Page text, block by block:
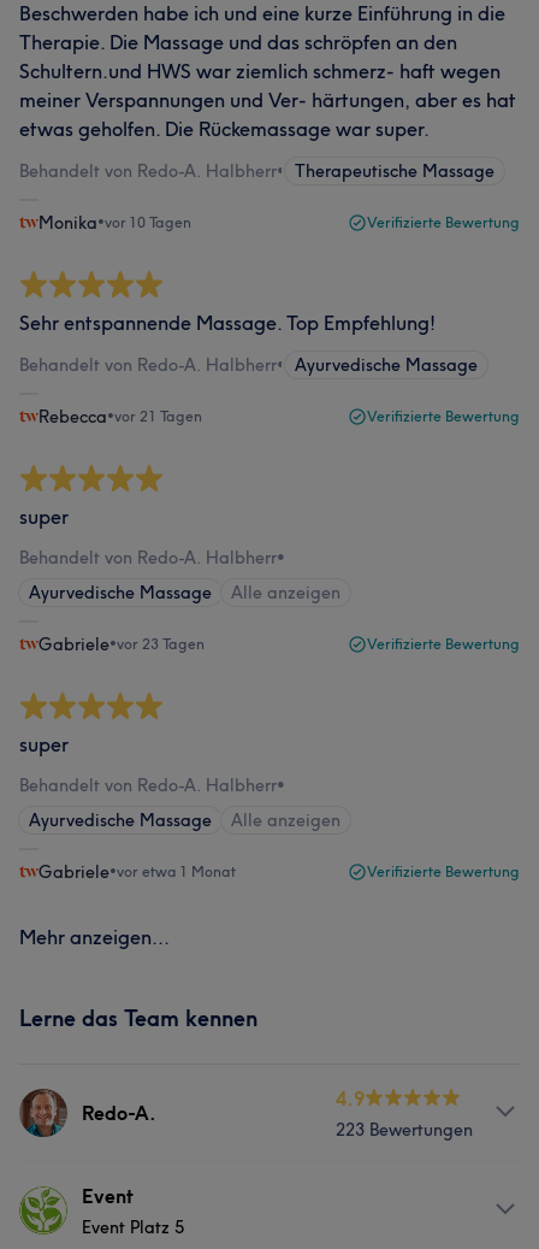
Beschwerden habe ich und eine kurze Einführung in die
Therapie. Die Massage und das schröpfen an den
Schultern.und HWS war ziemlich schmerz- haft wegen
meiner Verspannungen und Ver- härtungen, aber es hat
etwas geholfen. Die Rückemassage war super.
Behandelt von Redo-A. Halbherr• Therapeutische Massage
Monika•vor 10 Tagen Verifizierte Bewertung
Sehr entspannende Massage. Top Empfehlung!
Behandelt von Redo-A. Halbherr• Ayurvedische Massage
Rebecca•vor 21 Tagen Verifizierte Bewertung
super
Behandelt von Redo-A. Halbherr•
Ayurvedische Massage
Alle anzeigen
Gabriele•vor 23 Tagen Verifizierte Bewertung
super
Behandelt von Redo-A. Halbherr•
Ayurvedische Massage
Alle anzeigen
Gabriele•vor etwa 1 Monat Verifizierte Bewertung
Mehr anzeigen...
Lerne das Team kennen
Redo-A.
4.9
223 Bewertungen
Info
Ayurveda Spezialist seit über 10 Jahren, Therapeut für
Event
Event Platz 5